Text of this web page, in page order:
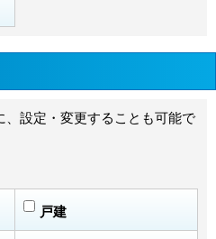
、設定・変更することも可能で
戸建